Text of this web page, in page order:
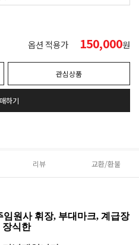
옵션 적용가 150,000원
관심상품
하기
리뷰 교환/환불
원사 휘장, 부대마크, 계급장
장식한